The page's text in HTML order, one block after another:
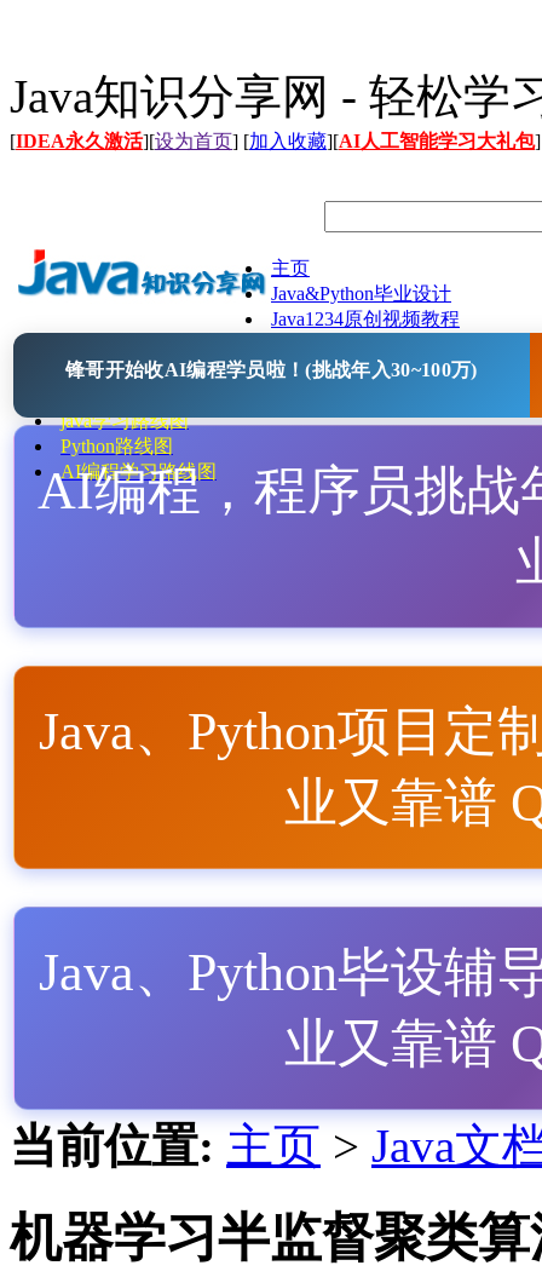
Java知识分享网 - 轻松学
[IDEA永久激活][设为首页] [加入收藏][AI人工智能学习大礼包]
主页
Java&Python毕业设计
Java1234原创视频教程
Java开源项目
java学习路线图
Python路线图
AI编程学习路线图
锋哥开始收AI编程学员啦！(挑战年入30~100万)
AI编程，程序员挑战
Java、Python项目定
业又靠谱
Java、Python毕设辅
业又靠谱
当前位置: 主页 > Java文
机器学习半监督聚类